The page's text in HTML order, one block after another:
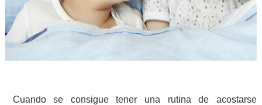
Cuando se consigue tener una rutina de acostarse